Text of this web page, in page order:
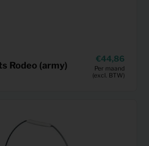
Rodeo (army)
44,86
Per maand
(excl. BTW)